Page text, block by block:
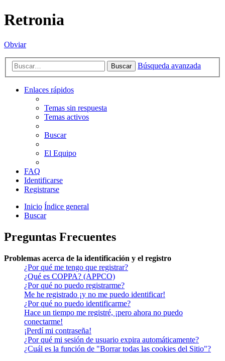
Retronia
Obviar
Buscar Búsqueda avanzada
Enlaces rápidos
Temas sin respuesta
Temas activos
Buscar
El Equipo
FAQ
Identificarse
Registrarse
Inicio Índice general
Buscar
Preguntas Frecuentes
Problemas acerca de la identificación y el registro
¿Por qué me tengo que registrar?
¿Qué es COPPA? (APPCO)
¿Por qué no puedo registrarme?
Me he registrado ¡y no me puedo identificar!
¿Por qué no puedo identificarme?
Hace un tiempo me registré, ¡pero ahora no puedo
conectarme!
¡Perdí mi contraseña!
¿Por qué mi sesión de usuario expira automáticamente?
¿Cuál es la función de "Borrar todas las cookies del Sitio"?